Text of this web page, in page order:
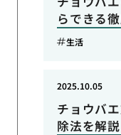
らできる
生活
チョウバ
除法を解
2025.10.05